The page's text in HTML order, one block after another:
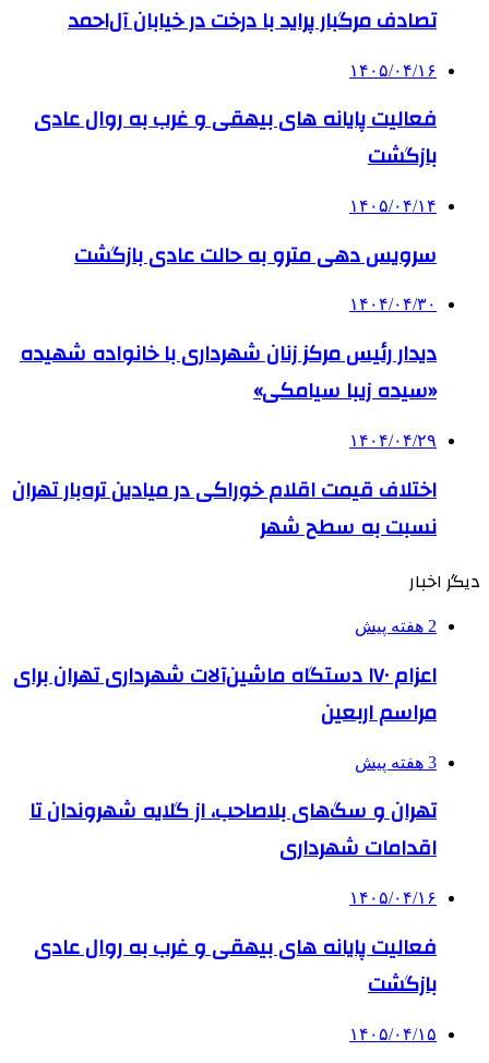
تصادف مرگبار پراید با درخت در خیابان آل‌احمد
۱۴۰۵/۰۴/۱۶
فعالیت پایانه های بیهقی و غرب به روال عادی
بازگشت
۱۴۰۵/۰۴/۱۴
سرویس دهی مترو به حالت عادی بازگشت
۱۴۰۴/۰۴/۳۰
دیدار رئیس مرکز زنان شهرداری با خانواده شهیده
«سیده زیبا سیامکی»
۱۴۰۴/۰۴/۲۹
اختلاف قیمت اقلام خوراکی در میادین تره‌بار تهران
نسبت به سطح شهر
دیگر اخبار
2 هفته پیش
اعزام ۱۷۰ دستگاه ماشین‌آلات شهرداری تهران برای
مراسم اربعین
3 هفته پیش
تهران و سگ‌های بلاصاحب، از گلایه شهروندان تا
اقدامات شهرداری
۱۴۰۵/۰۴/۱۶
فعالیت پایانه های بیهقی و غرب به روال عادی
بازگشت
۱۴۰۵/۰۴/۱۵